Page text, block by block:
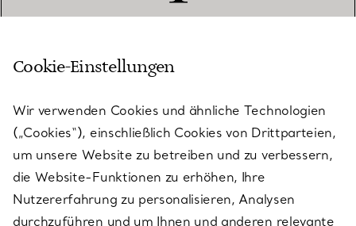
KUNDENSERVICE
SERVICES
ÜBER TIFFANY & CO.
Cookie-Einstellungen
Wir verwenden Cookies und ähnliche Technologien
(„Cookies“), einschließlich Cookies von Drittparteien,
um unsere Website zu betreiben und zu verbessern,
die Website-Funktionen zu erhöhen, Ihre
Nutzererfahrung zu personalisieren, Analysen
durchzuführen und um Ihnen und anderen relevante